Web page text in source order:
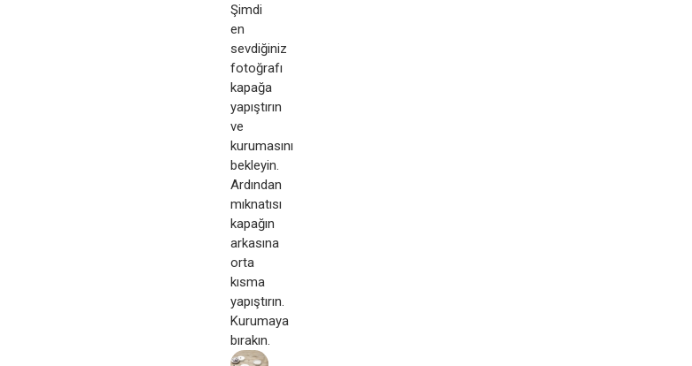
Şimdi
en
sevdiğiniz
fotoğrafı
kapağa
yapıştırın
ve
kurumasını
bekleyin.
Ardından
mıknatısı
kapağın
arkasına
orta
kısma
yapıştırın.
Kurumaya
bırakın.